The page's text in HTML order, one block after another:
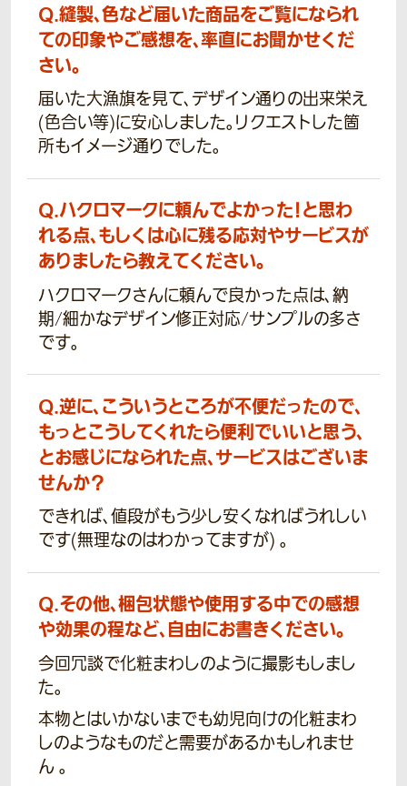
Q.縫製、色など届いた商品をご覧になられ
ての印象やご感想を、率直にお聞かせくだ
さい。
届いた大漁旗を見て、デザイン通りの出来栄え
(色合い等)に安心しました。リクエストした箇
所もイメージ通りでした。
Q.ハクロマークに頼んでよかった！と思わ
れる点、もしくは心に残る応対やサービスが
ありましたら教えてください。
ハクロマークさんに頼んで良かった点は、納
期/細かなデザイン修正対応/サンプルの多さ
です。
Q.逆に、こういうところが不便だったので、
もっとこうしてくれたら便利でいいと思う、
とお感じになられた点、サービスはございま
せんか？
できれば、値段がもう少し安くなればうれしい
です(無理なのはわかってますが) 。
Q.その他、梱包状態や使用する中での感想
や効果の程など、自由にお書きください。
今回冗談で化粧まわしのように撮影もしまし
た。
本物とはいかないまでも幼児向けの化粧まわ
しのようなものだと需要があるかもしれませ
ん 。